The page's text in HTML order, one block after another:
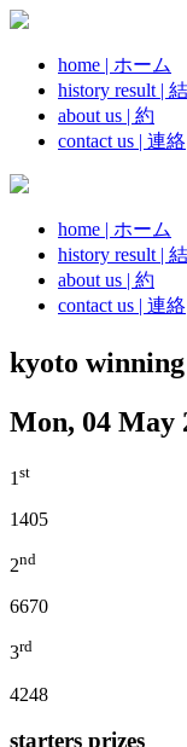
home | ホーム
history result |
about us | 約
contact us | 連絡
home | ホーム
history result |
about us | 約
contact us | 連絡
kyoto
Mon, 04 May
1 st
1405
2nd
6670
3rd
4248
starters prizes